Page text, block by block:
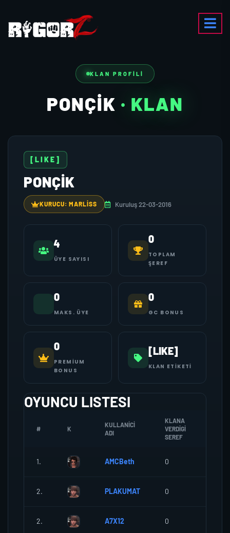
KLAN PROFILI
PONÇIK · KLAN
[LIKE]
PONÇIK
KURUCU: MARLISS Kuruluş 22-03-2016
4
ÜYE SAYISI
0
TOPLAM
ŞEREF
0
MAKS. ÜYE
0
GC BONUS
0
PREMIUM
BONUS
[LIKE]
KLAN ETIKETI
OYUNCU LISTESI
# K
KULLANICI
ADI
KLANA
VERDIGI
SEREF
1. AMCBeth 0
2. PLAKUMAT 0
2. A7X12 0